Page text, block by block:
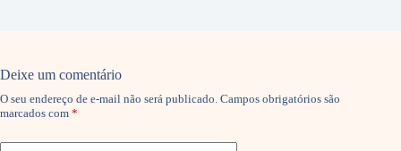
Deixe um comentário
O seu endereço de e-mail não será publicado. Campos obrigatórios são
marcados com *